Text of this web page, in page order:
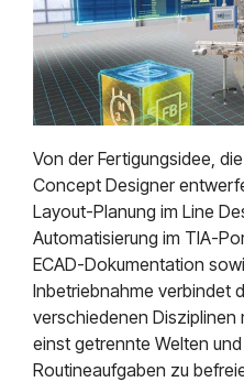
Von der Fertigungsidee,
Concept Designer
Layout-Planung im Line
Automatisierung im TIA-
ECAD-Dokumentation
Inbetriebnahme verbindet
verschiedenen Disziplinen
einst getrennte Welten
Routineaufgaben zu